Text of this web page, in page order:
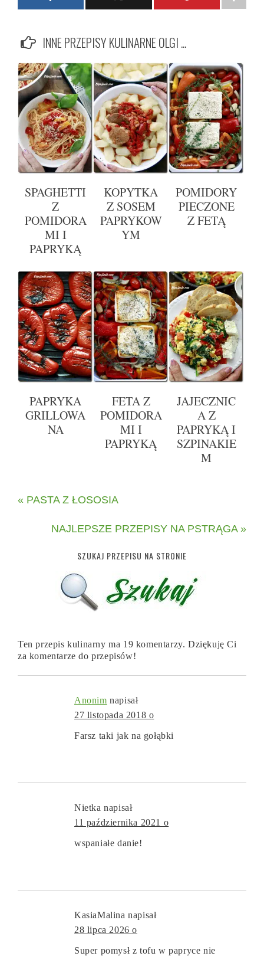
INNE PRZEPISY KULINARNE OLGI ...
SPAGHETTI
Z
POMIDORA
MI I
PAPRYKĄ
KOPYTKA
Z SOSEM
PAPRYKOW
YM
POMIDORY
PIECZONE
Z FETĄ
PAPRYKA
GRILLOWA
NA
FETA Z
POMIDORA
MI I
PAPRYKĄ
JAJECZNIC
A Z
PAPRYKĄ I
SZPINAKIE
M
« PASTA Z ŁOSOSIA
NAJLEPSZE PRZEPISY NA PSTRĄGA »
SZUKAJ PRZEPISU NA STRONIE
Ten przepis kulinarny ma 19 komentarzy. Dziękuję Ci
za komentarze do przepisów!
Anonim napisał
27 listopada 2018 o
Farsz taki jak na gołąbki
Nietka napisał
11 października 2021 o
wspaniałe danie!
KasiaMalina napisał
28 lipca 2026 o
Super pomysł z tofu w papryce nie